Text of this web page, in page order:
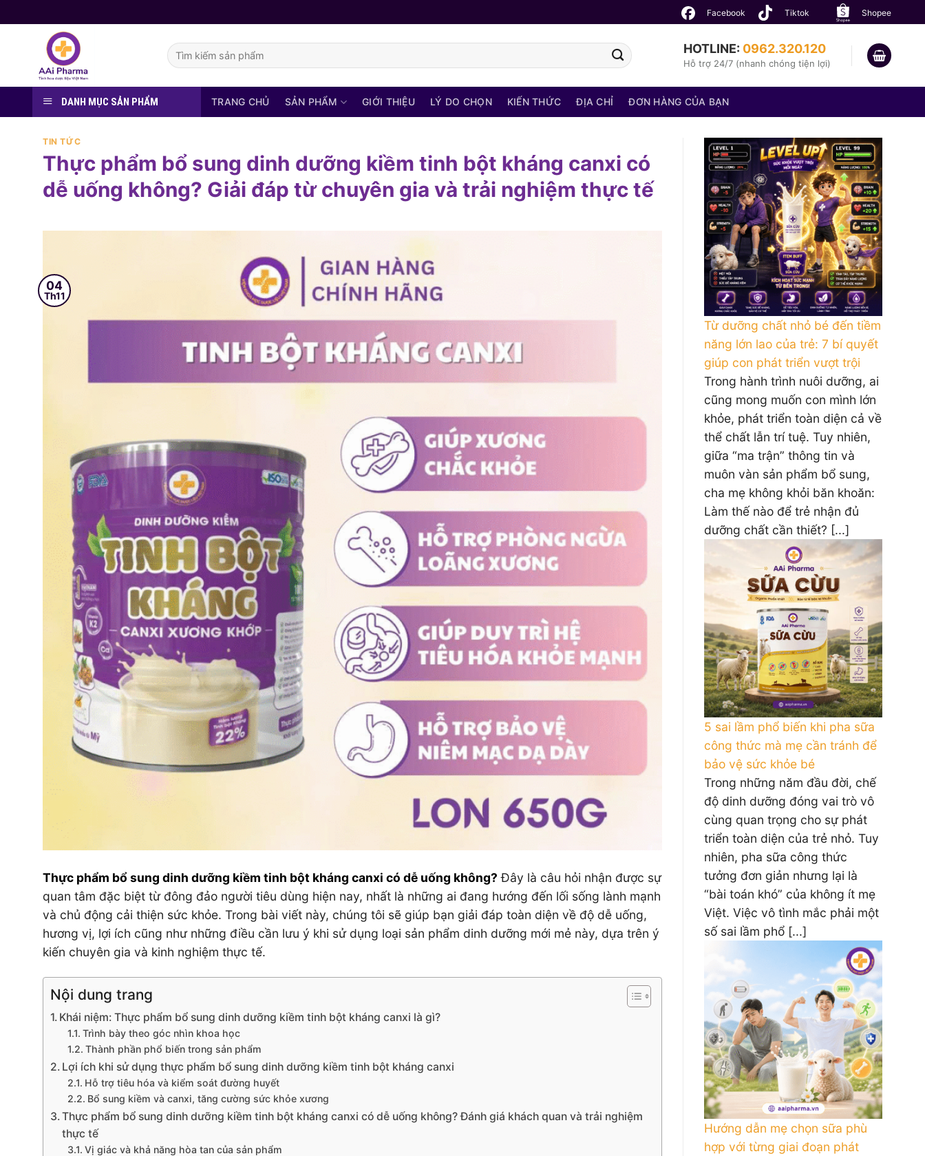
to
Facebook Tiktok Shopee
Tìm
kiếm:
HOTLINE: 0962.320.120
Hỗ trợ 24/7 (nhanh chóng tiện lợi)
DANH MỤC SẢN PHẨM TRANG CHỦ SẢN PHẨM GIỚI THIỆU LÝ DO CHỌN KIẾN THỨC ĐỊA CHỈ ĐƠN HÀNG CỦA BẠN
TIN TỨC
Thực phẩm bổ sung dinh dưỡng kiềm tinh bột kháng canxi có
dễ uống không? Giải đáp từ chuyên gia và trải nghiệm thực tế
04
Th11
Thực phẩm bổ sung dinh dưỡng kiềm tinh bột kháng canxi có dễ uống không? Đây là câu hỏi nhận được sự
quan tâm đặc biệt từ đông đảo người tiêu dùng hiện nay, nhất là những ai đang hướng đến lối sống lành mạnh
và chủ động cải thiện sức khỏe. Trong bài viết này, chúng tôi sẽ giúp bạn giải đáp toàn diện về độ dễ uống,
hương vị, lợi ích cũng như những điều cần lưu ý khi sử dụng loại sản phẩm dinh dưỡng mới mẻ này, dựa trên ý
kiến chuyên gia và kinh nghiệm thực tế.
Nội dung trang
Khái niệm: Thực phẩm bổ sung dinh dưỡng kiềm tinh bột kháng canxi là gì?
Trình bày theo góc nhìn khoa học
Thành phần phổ biến trong sản phẩm
Lợi ích khi sử dụng thực phẩm bổ sung dinh dưỡng kiềm tinh bột kháng canxi
Hỗ trợ tiêu hóa và kiểm soát đường huyết
Bổ sung kiềm và canxi, tăng cường sức khỏe xương
Thực phẩm bổ sung dinh dưỡng kiềm tinh bột kháng canxi có dễ uống không? Đánh giá khách quan và trải nghiệm
thực tế
Vị giác và khả năng hòa tan của sản phẩm
Từ dưỡng chất nhỏ bé đến tiềm
năng lớn lao của trẻ: 7 bí quyết
giúp con phát triển vượt trội
Trong hành trình nuôi dưỡng, ai
cũng mong muốn con mình lớn
khỏe, phát triển toàn diện cả về
thể chất lẫn trí tuệ. Tuy nhiên,
giữa “ma trận” thông tin và
muôn vàn sản phẩm bổ sung,
cha mẹ không khỏi băn khoăn:
Làm thế nào để trẻ nhận đủ
dưỡng chất cần thiết? [...]
5 sai lầm phổ biến khi pha sữa
công thức mà mẹ cần tránh để
bảo vệ sức khỏe bé
Trong những năm đầu đời, chế
độ dinh dưỡng đóng vai trò vô
cùng quan trọng cho sự phát
triển toàn diện của trẻ nhỏ. Tuy
nhiên, pha sữa công thức
tưởng đơn giản nhưng lại là
“bài toán khó” của không ít mẹ
Việt. Việc vô tình mắc phải một
số sai lầm phổ [...]
Hướng dẫn mẹ chọn sữa phù
hợp với từng giai đoạn phát